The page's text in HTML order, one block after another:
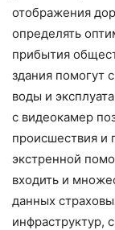
отображения
определять
прибытия
здания помогут
воды и
с видеокамер
происшествия и
экстренной
входить и
данных
инфраструктур,